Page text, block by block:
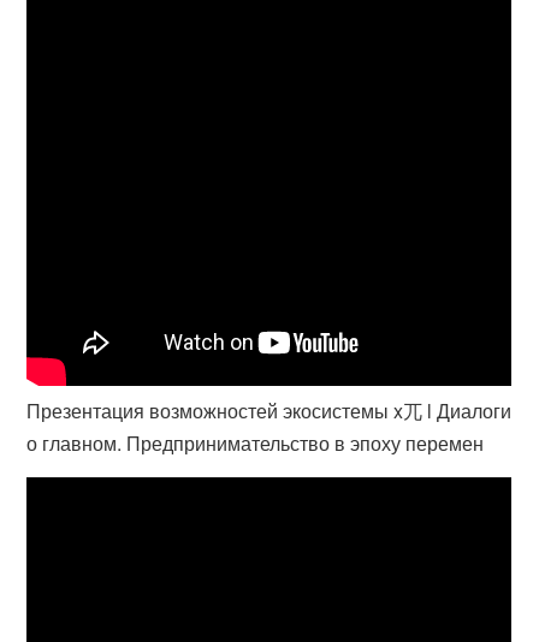
Презентация возможностей экосистемы x兀 l Диалоги
о главном. Предпринимательство в эпоху перемен